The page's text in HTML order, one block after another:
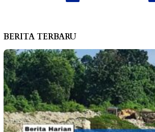
BERITA TERBARU